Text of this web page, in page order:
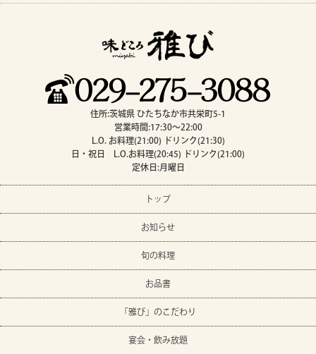
住所:茨城県 ひたちなか市共栄町5-1
営業時間:17:30～22:00
L.O. お料理(21:00) ドリンク(21:30)
日・祝日 L.O.お料理(20:45) ドリンク(21:00)
定休日:月曜日
トップ
お知らせ
旬の料理
お品書
「雅び」のこだわり
宴会・飲み放題